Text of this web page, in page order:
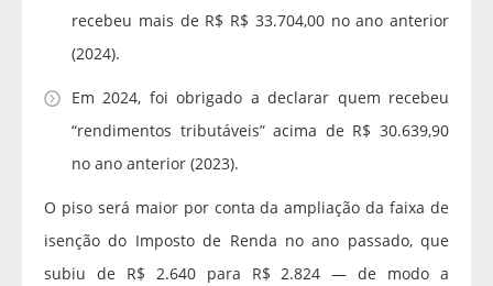
recebeu mais de R$ R$ 33.704,00 no ano anterior
(2024).
Em 2024, foi obrigado a declarar quem recebeu
“rendimentos tributáveis” acima de R$ 30.639,90
no ano anterior (2023).
O piso será maior por conta da ampliação da faixa de
isenção do Imposto de Renda no ano passado, que
subiu de R$ 2.640 para R$ 2.824 — de modo a